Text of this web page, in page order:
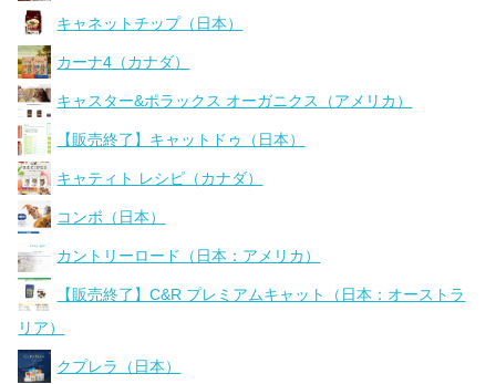
キャネットチップ（日本）
カーナ4（カナダ）
キャスター&ポラックス オーガニクス（アメリカ）
【販売終了】キャットドゥ（日本）
キャティト レシピ（カナダ）
コンボ（日本）
カントリーロード（日本：アメリカ）
【販売終了】C&R プレミアムキャット（日本：オーストラ
リア）
クプレラ（日本）